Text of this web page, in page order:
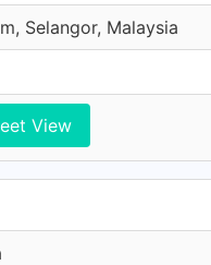
Selangor, Malaysia
View